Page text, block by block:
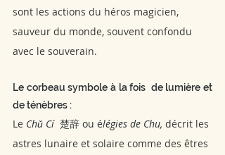
sont les actions du héros magicien,
sauveur du monde, souvent confondu
avec le souverain.
Le corbeau symbole à la fois  de lumière et
de ténèbres :
Le Chǔ Cí 楚辞 ou élégies de Chu, décrit les
astres lunaire et solaire comme des êtres